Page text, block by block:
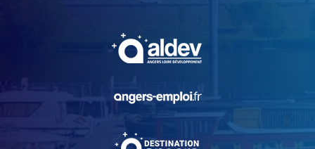
, Ouvre une nouvelle